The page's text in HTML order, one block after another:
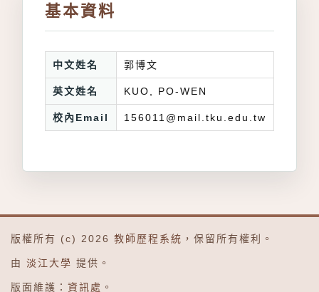
基本資料
中文姓名 郭博文
英文姓名 KUO, PO-WEN
校內Email 156011@mail.tku.edu.tw
版權所有 (c) 2026 教師歷程系統 ，保留所有權利。
由 淡江大學 提供。
版面維護： 資訊處 。